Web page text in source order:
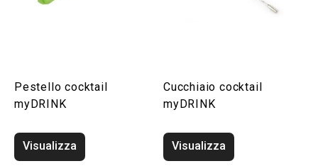
Pestello cocktail
myDRINK
Visualizza
Cucchiaio cocktail
myDRINK
Visualizza